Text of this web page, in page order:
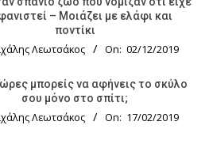
– Μοιάζει με ελάφι και
ποντίκι
Λεωτσάκος On: 02/12/2019
μπορείς να αφήνεις το σκύλο
σου μόνο στο σπίτι;
Λεωτσάκος On: 17/02/2019